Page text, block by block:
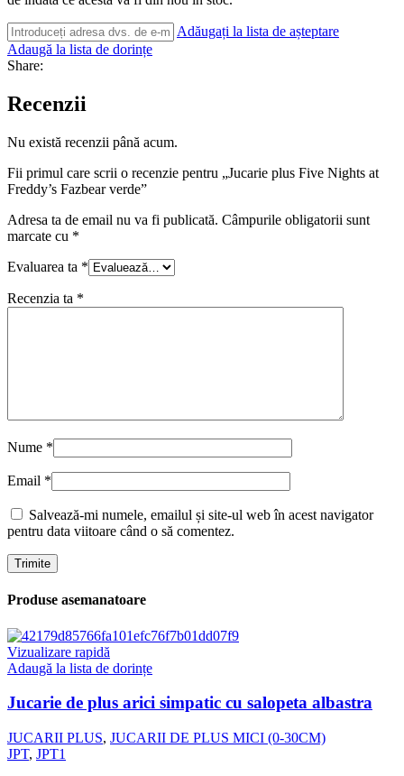
Adăugați la lista de așteptare
Adaugă la lista de dorințe
Share:
Recenzii
Nu există recenzii până acum.
Fii primul care scrii o recenzie pentru „Jucarie plus Five Nights at
Freddy’s Fazbear verde”
Adresa ta de email nu va fi publicată. Câmpurile obligatorii sunt
marcate cu *
Evaluarea ta *
Recenzia ta *
Nume *
Email *
Salvează-mi numele, emailul și site-ul web în acest navigator
pentru data viitoare când o să comentez.
Produse asemanatoare
Vizualizare rapidă
Adaugă la lista de dorințe
Jucarie de plus arici simpatic cu salopeta albastra
JUCARII PLUS, JUCARII DE PLUS MICI (0-30CM)
JPT, JPT1